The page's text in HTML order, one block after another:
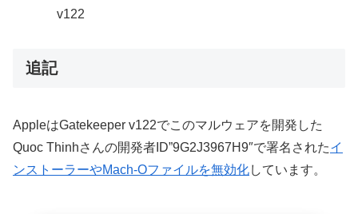
v122
追記
AppleはGatekeeper v122でこのマルウェアを開発した
Quoc Thinhさんの開発者ID”9G2J3967H9″で署名されたイ
ンストーラーやMach-Oファイルを無効化しています。